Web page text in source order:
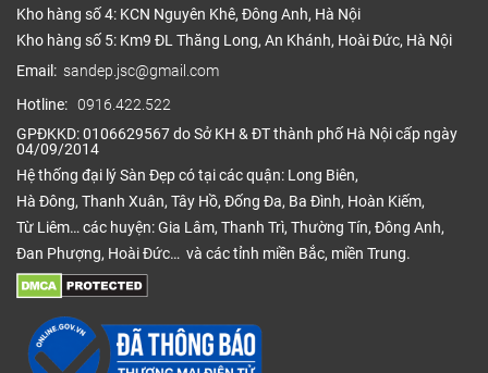
Kho hàng số 4: KCN Nguyên Khê, Đông Anh, Hà Nội
Kho hàng số 5: Km9 ĐL Thăng Long, An Khánh, Hoài Đức, Hà Nội
Email: sandep.jsc@gmail.com
Hotline: 0916.422.522
GPĐKKD: 0106629567 do Sở KH & ĐT thành phố Hà Nội cấp ngày
04/09/2014
Hệ thống đại lý Sàn Đẹp có tại các quận: Long Biên,
Hà Đông, Thanh Xuân, Tây Hồ, Đống Đa, Ba Đình, Hoàn Kiếm,
Từ Liêm… các huyện: Gia Lâm, Thanh Trì, Thường Tín, Đông Anh,
Đan Phượng, Hoài Đức… và các tỉnh miền Bắc, miền Trung.